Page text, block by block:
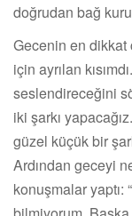
doğrudan bağ
Gecenin en
için ayrılan
seslendireceğini
iki şarkı
güzel küçük bir
Ardından geceyi
konuşmalar yaptı: